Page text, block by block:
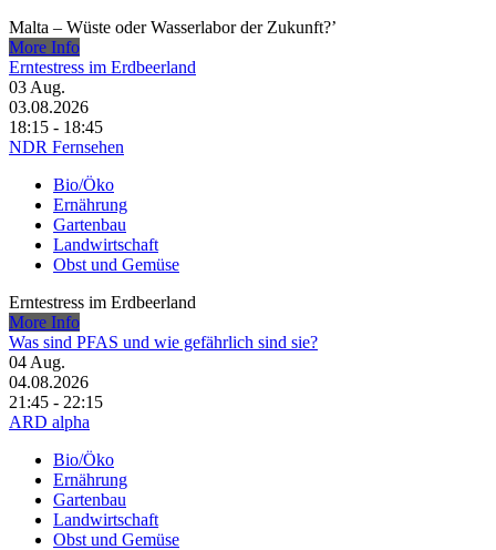
Malta – Wüste oder Wasserlabor der Zukunft?’
More Info
Erntestress im Erdbeerland
03 Aug.
03.08.2026
18:15 - 18:45
NDR Fernsehen
Bio/Öko
Ernährung
Gartenbau
Landwirtschaft
Obst und Gemüse
Erntestress im Erdbeerland
More Info
Was sind PFAS und wie gefährlich sind sie?
04 Aug.
04.08.2026
21:45 - 22:15
ARD alpha
Bio/Öko
Ernährung
Gartenbau
Landwirtschaft
Obst und Gemüse